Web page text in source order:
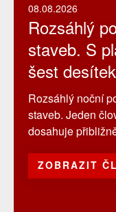
08.08.2026
Rozsáhlý
staveb. S
šest
Rozsáhlý noční
staveb. Jeden
dosahuje
ZOBRAZIT